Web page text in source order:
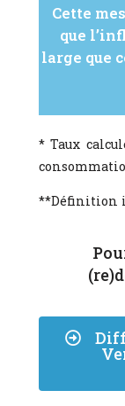
Cette
que
large que
* Taux
**Définition